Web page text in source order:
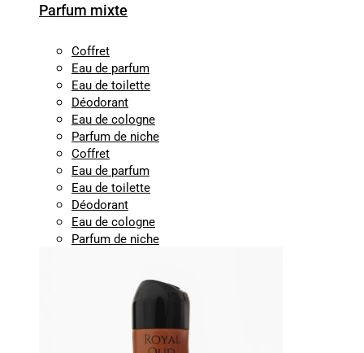
Parfum mixte
Coffret
Eau de parfum
Eau de toilette
Déodorant
Eau de cologne
Parfum de niche
Coffret
Eau de parfum
Eau de toilette
Déodorant
Eau de cologne
Parfum de niche